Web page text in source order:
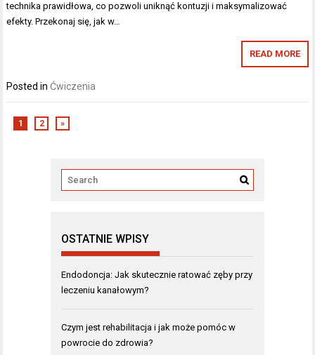
technika prawidłowa, co pozwoli uniknąć kontuzji i maksymalizować
efekty. Przekonaj się, jak w…
READ MORE
Posted in Ćwiczenia
1 2 »
OSTATNIE WPISY
Endodoncja: Jak skutecznie ratować zęby przy
leczeniu kanałowym?
Czym jest rehabilitacja i jak może pomóc w
powrocie do zdrowia?